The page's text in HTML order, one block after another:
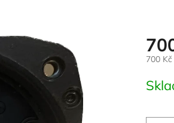
700
cena: